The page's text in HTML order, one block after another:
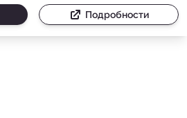
Подробности